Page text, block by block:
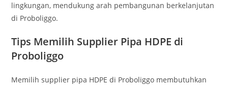
lingkungan, mendukung arah pembangunan berkelanjutan
di Proboliggo.
Tips Memilih Supplier Pipa HDPE di
Proboliggo
Memilih supplier pipa HDPE di Proboliggo membutuhkan